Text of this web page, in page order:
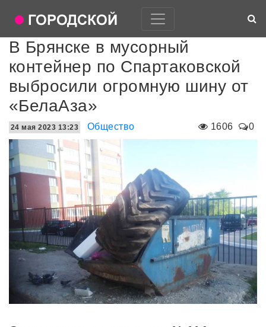
В Брянске в мусорный
контейнер по Спартаковской
выбросили огромную шину от
«БелаАза»
1606 0
24 мая 2023 13:23 Общество